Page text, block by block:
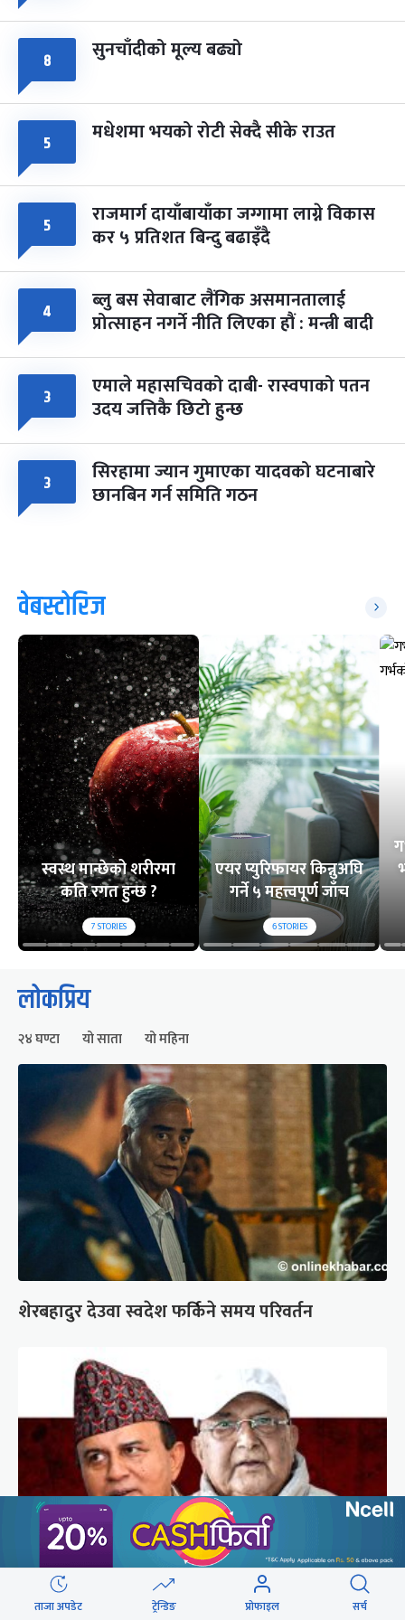
८ सुनचाँदीको मूल्य बढ्यो
५ मधेशमा भयको रोटी सेक्दै सीके राउत
५ राजमार्ग दायाँबायाँका जग्गामा लाग्ने विकास
कर ५ प्रतिशत बिन्दु बढाइँदै
४ ब्लु बस सेवाबाट लैंगिक असमानतालाई
प्रोत्साहन नगर्ने नीति लिएका हौं : मन्त्री बादी
३ एमाले महासचिवको दाबी- रास्वपाको पतन
उदय जत्तिकै छिटो हुन्छ
३ सिरहामा ज्यान गुमाएका यादवको घटनाबारे
छानबिन गर्न समिति गठन
वेबस्टोरिज
स्वस्थ मान्छेको शरीरमा
कति रगत हुन्छ ?
7STORIES
एयर प्युरिफायर किन्नुअघि
गर्ने ५ महत्त्वपूर्ण जाँच
6STORIES
लोकप्रिय
२४ घण्टा यो साता यो महिना
शेरबहादुर देउवा स्वदेश फर्किने समय परिवर्तन
गुन्डुमा अड्किए एमाले पुनर्गठनका प्रस्तावहरू
ताजा अपडेट ट्रेन्डिङ प्रोफाइल सर्च